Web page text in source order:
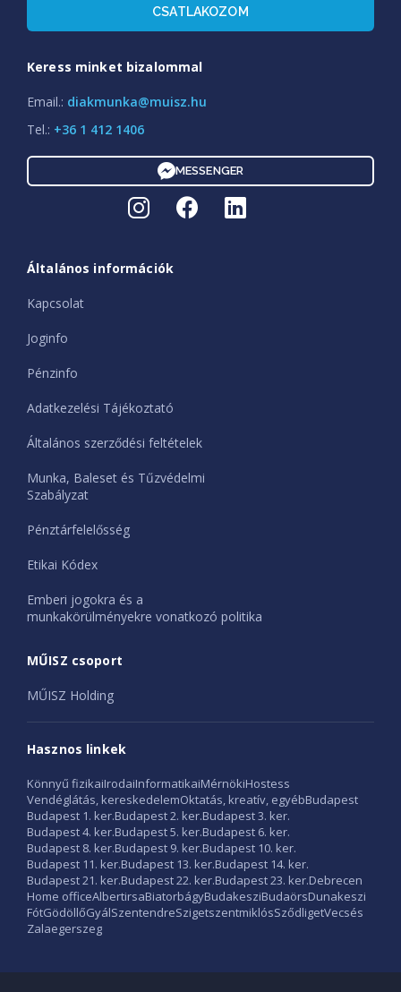
CSATLAKOZOM
Keress minket bizalommal
Email.: diakmunka@muisz.hu
Tel.: +36 1 412 1406
MESSENGER
Általános információk
Kapcsolat
Joginfo
Pénzinfo
Adatkezelési Tájékoztató
Általános szerződési feltételek
Munka, Baleset és Tűzvédelmi
Szabályzat
Pénztárfelelősség
Etikai Kódex
Emberi jogokra és a
munkakörülményekre vonatkozó politika
MŰISZ csoport
MŰISZ Holding
Hasznos linkek
Könnyű fizikaiIrodaiInformatikaiMérnökiHostess
Vendéglátás, kereskedelemOktatás, kreatív, egyébBudapest
Budapest 1. ker.Budapest 2. ker.Budapest 3. ker.
Budapest 4. ker.Budapest 5. ker.Budapest 6. ker.
Budapest 8. ker.Budapest 9. ker.Budapest 10. ker.
Budapest 11. ker.Budapest 13. ker.Budapest 14. ker.
Budapest 21. ker.Budapest 22. ker.Budapest 23. ker.Debrecen
Home officeAlbertirsaBiatorbágyBudakesziBudaörsDunakeszi
FótGödöllőGyálSzentendreSzigetszentmiklósSződligetVecsés
Zalaegerszeg